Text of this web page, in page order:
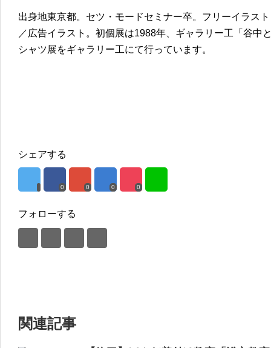
出身地東京都。セツ・モードセミナー卒。フリーイラス
／広告イラスト。初個展は1988年、ギャラリー工「谷中
シャツ展をギャラリー工にて行っています。
シェアする
0 0 0 0
フォローする
関連記事